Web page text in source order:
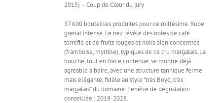
2015) – Coup de Cœur du jury
37 600 bouteilles produites pour ce millésime. Robe
grenat intense. Le nez révèle des notes de café
torréfié et de fruits rouges et noirs bien concentrés
(framboise, myrtille), typiques de ce cru margalais. La
bouche, tout en force contenue, se montre déjà
agréable à boire, avec une structure tannique ferme
mais élégante, fidèle au style "très Boyd, très
margalais" du domaine. Fenêtre de dégustation
conseillée : 2018-2028.